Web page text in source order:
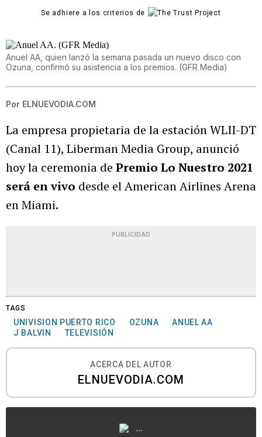
Se adhiere a los criterios de
Anuel AA, quien lanzó la semana pasada un nuevo disco con
Ozuna, confirmó su asistencia a los premios. (GFR Media)
Por ELNUEVODIA.COM
La empresa propietaria de la estación WLII-DT
(Canal 11), Liberman Media Group, anunció
hoy la ceremonia de Premio Lo Nuestro 2021
será en vivo desde el American Airlines Arena
en Miami.
PUBLICIDAD
TAGS
UNIVISION PUERTO RICO OZUNA
ANUEL AA
J BALVIN
TELEVISIÓN
ACERCA DEL AUTOR
ELNUEVODIA.COM
...